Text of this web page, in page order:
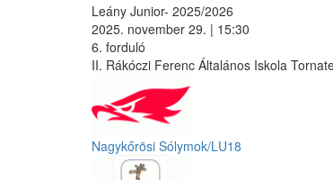
Leány Junior- 2025/2026
2025. november 29. | 15:30
6. forduló
II. Rákóczi Ferenc Általános Iskola
Nagykőrösi Sólymok/LU18